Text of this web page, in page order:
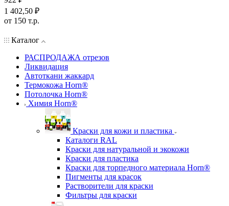
1 402,50 ₽
от 150 т.р.
РАСПРОДАЖА отрезов
Ликвидация
Автоткани жаккард
Термокожа Horn®
Потолочка Horn®
Химия Horn®
Краски для кожи и пластика
Каталоги RAL
Краски для натуральной и экокожи
Краски для пластика
Краски для торпедного материала Horn®
Пигменты для красок
Растворители для краски
Фильтры для краски